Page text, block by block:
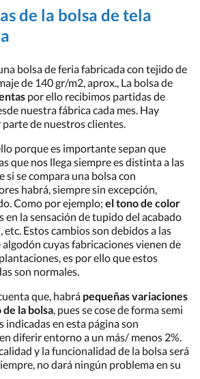
de la bolsa de tela
bolsa de feria fabricada con tejido de
de 140 gr/m2, aprox., La bolsa de
por ello recibimos partidas de
nuestra fábrica cada mes. Hay
de nuestros clientes.
porque es importante sepan que
que nos llega siempre es distinta a las
si se compara una bolsa con
habrá, siempre sin excepción,
Como por ejemplo; el tono de color
en la sensación de tupido del acabado
etc. Estos cambios son debidos a las
cuyas fabricaciones vienen de
es por ello que estos
son normales.
que, habrá pequeñas variaciones
la bolsa, pues se cose de forma semi
indicadas en esta página son
diferir entorno a un más/ menos 2%.
y la funcionalidad de la bolsa será
no dará ningún problema en su